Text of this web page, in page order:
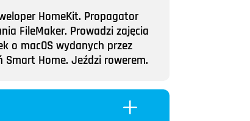
HomeKit. Propagator
FileMaker. Prowadzi zajęcia
o macOS wydanych przez
Home. Jeździ rowerem.
L